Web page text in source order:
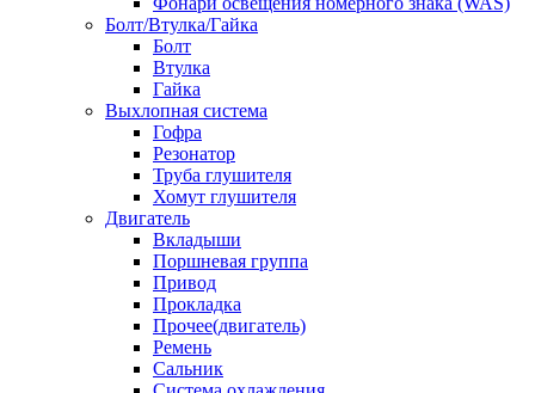
Болт/Втулка/Гайка
Болт
Втулка
Гайка
Выхлопная система
Гофра
Резонатор
Труба глушителя
Хомут глушителя
Двигатель
Вкладыши
Поршневая группа
Привод
Прокладка
Прочее(двигатель)
Ремень
Сальник